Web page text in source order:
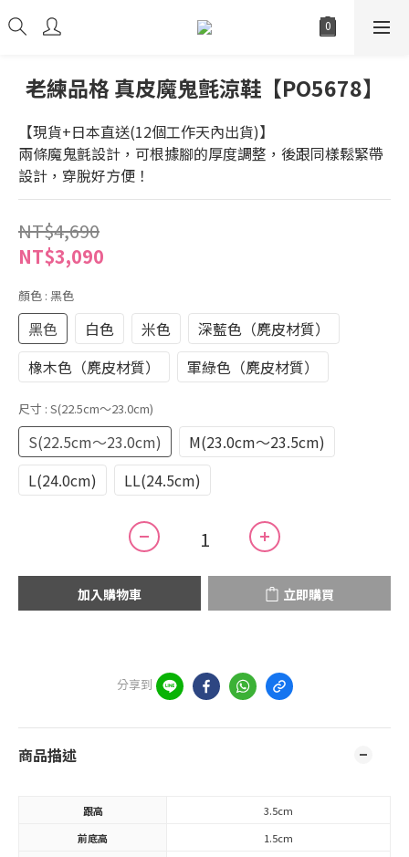
老練品格 真皮魔鬼氈涼鞋【PO5678】
【現貨+日本直送(12個工作天內出貨)】
兩條魔鬼氈設計，可根據腳的厚度調整，後跟同樣鬆緊帶
設計，穿脫好方便！
NT$4,690
NT$3,090
顏色 : 黑色
黑色 白色 米色
深藍色（麂皮材質）
橡木色（麂皮材質）
軍綠色（麂皮材質）
尺寸 : S(22.5cm～23.0cm)
S(22.5cm～23.0cm)
M(23.0cm～23.5cm)
L(24.0cm)
LL(24.5cm)
加入購物車 立即購買
分享到
商品描述
跟高
3.5cm
前底高
1.5cm